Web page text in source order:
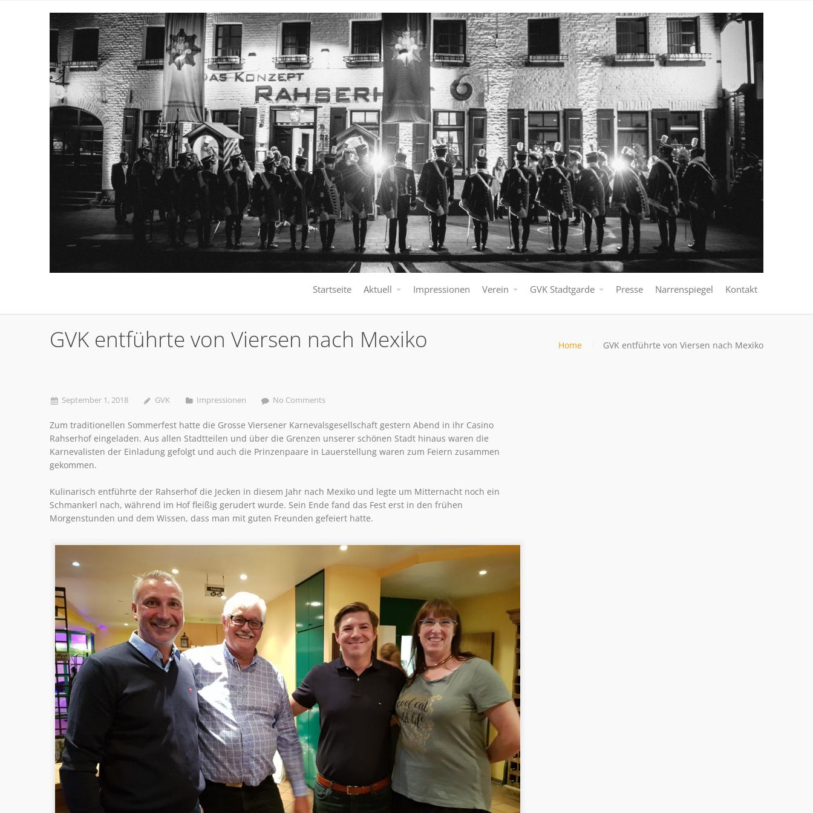
Startseite Aktuell Impressionen Verein GVK Stadtgarde Presse Narrenspiegel Kontakt
GVK entführte von Viersen nach Mexiko Home GVK entführte von Viersen nach Mexiko
September 1, 2018 GVK Impressionen No Comments
Zum traditionellen Sommerfest hatte die Grosse Viersener Karnevalsgesellschaft gestern Abend in ihr Casino
Rahserhof eingeladen. Aus allen Stadtteilen und über die Grenzen unserer schönen Stadt hinaus waren die
Karnevalisten der Einladung gefolgt und auch die Prinzenpaare in Lauerstellung waren zum Feiern zusammen
gekommen.
Kulinarisch entführte der Rahserhof die Jecken in diesem Jahr nach Mexiko und legte um Mitternacht noch ein
Schmankerl nach, während im Hof fleißig gerudert wurde. Sein Ende fand das Fest erst in den frühen
Morgenstunden und dem Wissen, dass man mit guten Freunden gefeiert hatte.